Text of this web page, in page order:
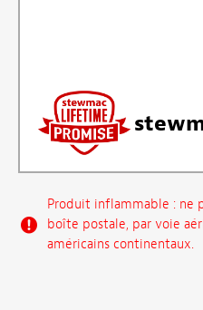
Produit inflammable : ne
boîte postale, par voie
américains continentaux.